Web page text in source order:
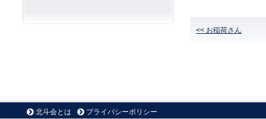
<< お稲荷さん
北斗会とは プライバシーポリシー